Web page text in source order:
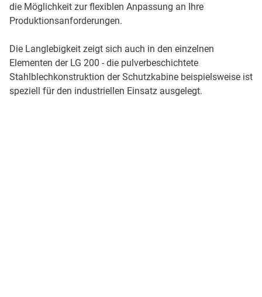
die Möglichkeit zur flexiblen Anpassung an Ihre
Produktionsanforderungen.
Die Langlebigkeit zeigt sich auch in den einzelnen
Elementen der LG 200 - die pulverbeschichtete
Stahlblechkonstruktion der Schutzkabine beispielsweise ist
speziell für den industriellen Einsatz ausgelegt.